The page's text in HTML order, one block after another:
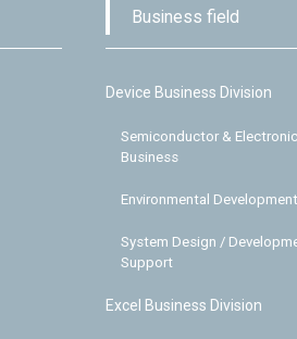
Business field
Device Business Division
Semiconductor &
Business
Environmental
System Design /
Support
Excel Business Division